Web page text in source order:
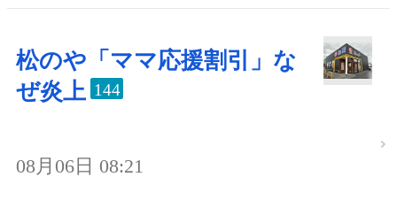
松のや「ママ応援割引」な
ぜ炎上 144
08月06日 08:21